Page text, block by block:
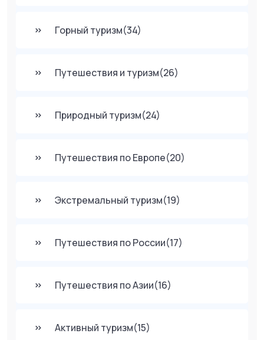
Горный туризм(34)
Путешествия и туризм(26)
Природный туризм(24)
Путешествия по Европе(20)
Экстремальный туризм(19)
Путешествия по России(17)
Путешествия по Азии(16)
Активный туризм(15)